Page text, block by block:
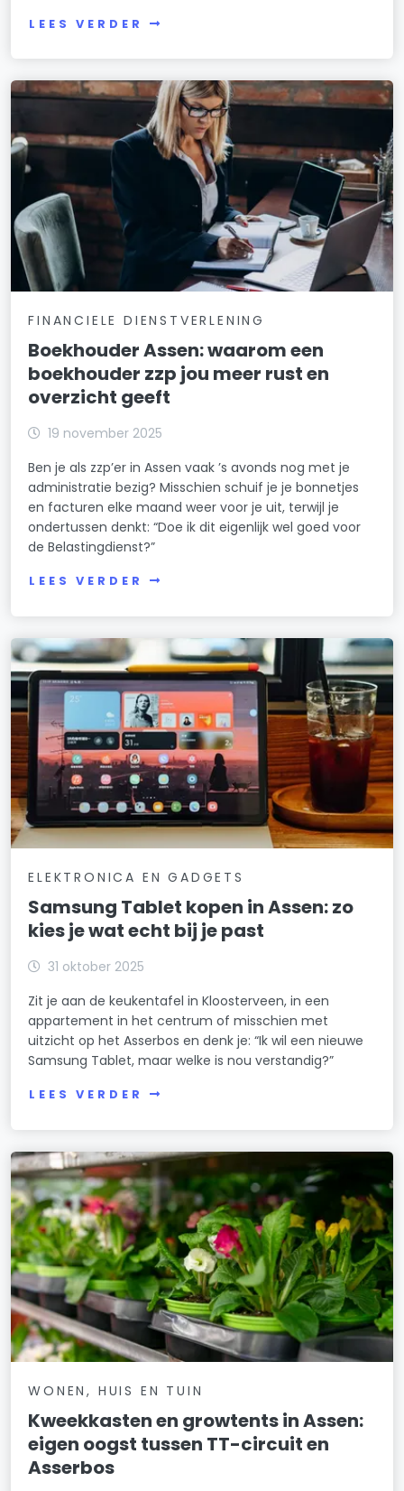
LEES VERDER
FINANCIELE DIENSTVERLENING
Boekhouder Assen: waarom een
boekhouder zzp jou meer rust en
overzicht geeft
19 november 2025
Ben je als zzp’er in Assen vaak ’s avonds nog met je
administratie bezig? Misschien schuif je je bonnetjes
en facturen elke maand weer voor je uit, terwijl je
ondertussen denkt: “Doe ik dit eigenlijk wel goed voor
de Belastingdienst?”
LEES VERDER
ELEKTRONICA EN GADGETS
Samsung Tablet kopen in Assen: zo
kies je wat echt bij je past
31 oktober 2025
Zit je aan de keukentafel in Kloosterveen, in een
appartement in het centrum of misschien met
uitzicht op het Asserbos en denk je: “Ik wil een nieuwe
Samsung Tablet, maar welke is nou verstandig?”
LEES VERDER
WONEN, HUIS EN TUIN
Kweekkasten en growtents in Assen:
eigen oogst tussen TT-circuit en
Asserbos